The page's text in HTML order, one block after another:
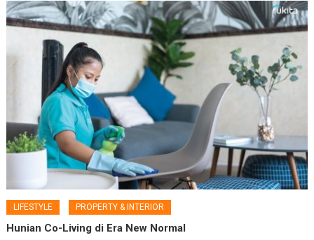
LIFESTYLE PROPERTY & INTERIOR
Hunian Co-Living di Era New Normal